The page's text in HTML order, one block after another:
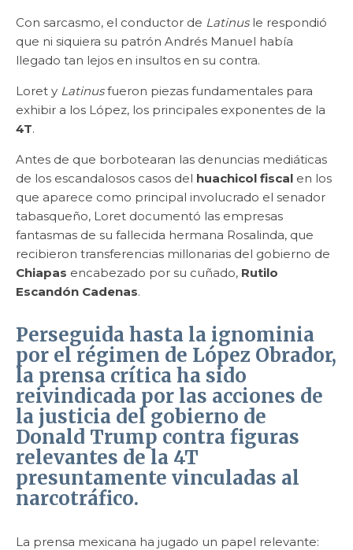
Con sarcasmo, el conductor de Latinusle respondió
que ni siquiera su patrón Andrés Manuel había
llegado tan lejos en insultos en su contra.
Loret y Latinusfueron piezas fundamentales para
exhibir a los López, los principales exponentes de la
4T.
Antes de que borbotearan las denuncias mediáticas
de los escandalosos casos del huachicol fiscal en los
que aparece como principal involucrado el senador
tabasqueño, Loret documentó las empresas
fantasmas de su fallecida hermana Rosalinda, que
recibieron transferencias millonarias del gobierno de
Chiapas encabezado por su cuñado, Rutilo
Escandón Cadenas.
Perseguida hasta la ignominia
por el régimen de López Obrador,
la prensa crítica ha sido
reivindicada por las acciones de
la justicia del gobierno de
Donald Trump contra figuras
relevantes de la4T
presuntamente vinculadas al
narcotráfico.
La prensa mexicana ha jugado un papel relevante: